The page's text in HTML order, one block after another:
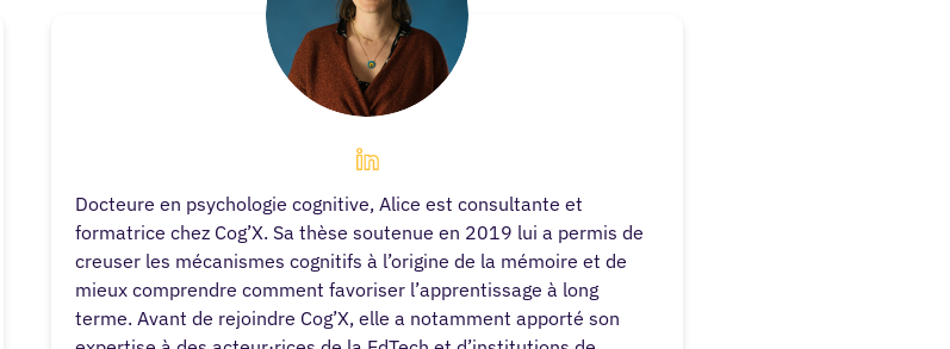
Alice Latimier
Docteure en psychologie cognitive, Alice est consultante et
formatrice chez Cog’X. Sa thèse soutenue en 2019 lui a permis de
creuser les mécanismes cognitifs à l’origine de la mémoire et de
mieux comprendre comment favoriser l’apprentissage à long
terme. Avant de rejoindre Cog’X, elle a notamment apporté son